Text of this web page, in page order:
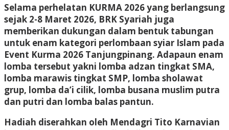
Selama perhelatan KURMA 2026 yang berlangsung
sejak 2-8 Maret 2026, BRK Syariah juga
memberikan dukungan dalam bentuk tabungan
untuk enam kategori perlombaan syiar Islam pada
Event Kurma 2026 Tanjungpinang. Adapaun enam
lomba tersebut yakni lomba adzan tingkat SMA,
lomba marawis tingkat SMP, lomba sholawat
grup, lomba da’i cilik, lomba busana muslim putra
dan putri dan lomba balas pantun.
Hadiah diserahkan oleh Mendagri Tito Karnavian